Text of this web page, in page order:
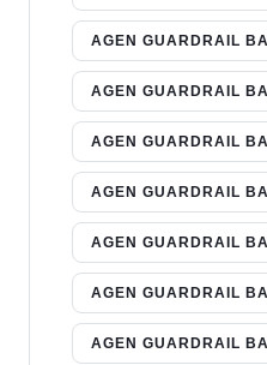
AGEN GUARDRAIL
AGEN GUARDRAIL
AGEN GUARDRAIL
AGEN GUARDRAIL
AGEN GUARDRAIL
AGEN GUARDRAIL
AGEN GUARDRAIL